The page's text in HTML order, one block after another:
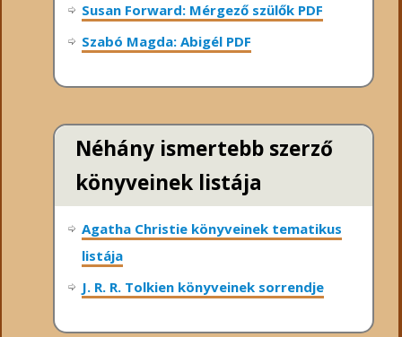
Susan Forward: Mérgező szülők PDF
Szabó Magda: Abigél PDF
Néhány ismertebb szerző
könyveinek listája
Agatha Christie könyveinek tematikus
listája
J. R. R. Tolkien könyveinek sorrendje